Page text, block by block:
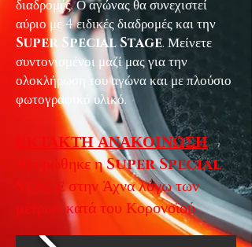
διαδρομές. Ο αγώνας θα συνεχιστεί
αύριο με 4 ειδικές διαδρομές και την
Super Special Stage. Μείνετε
συντονισμένοι μαζί μας για την
ολοκλήρωση του αγώνα και με πλούσιο
φωτογραφικό υλικό.
ΕΚΤΑΚΤΗ ΑΝΑΚΟΙΝΩΣΗ
Ακυρώθηκε ηSuper Special
Stageστην Άχνα λόγω των
μέτρων κατά του Κορονοϊού.